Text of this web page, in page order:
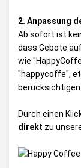
2. Anpassung
Ab sofort ist
dass Gebote
wie
"happycoffe",
berücksichtigen
Durch einen
direkt zu